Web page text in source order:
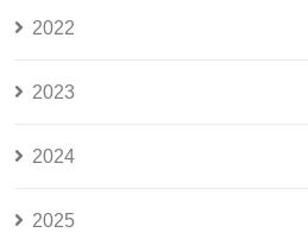
2022
2023
2024
2025